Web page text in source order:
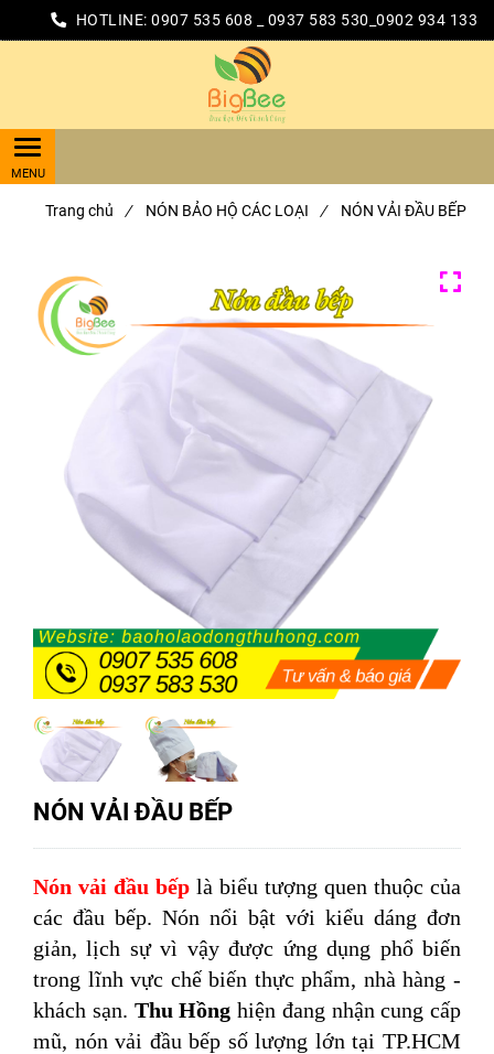
HOTLINE: 0907 535 608 _ 0937 583 530_0902 934 133
Trang chủ / NÓN BẢO HỘ CÁC LOẠI / NÓN VẢI ĐẦU BẾP
NÓN VẢI ĐẦU BẾP
Nón vải đầu bếp là biểu tượng quen thuộc của
các đầu bếp. Nón nổi bật với kiểu dáng đơn
giản, lịch sự vì vậy được ứng dụng phổ biến
trong lĩnh vực chế biến thực phẩm, nhà hàng -
khách sạn. Thu Hồng hiện đang nhận cung cấp
mũ, nón vải đầu bếp số lượng lớn tại TP.HCM